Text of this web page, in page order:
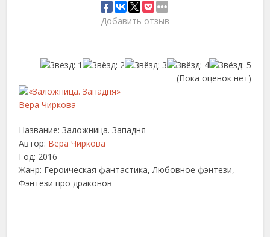
Добавить отзыв
(Пока оценок нет)
Название: Заложница. Западня
Автор: Вера Чиркова
Год: 2016
Жанр: Героическая фантастика, Любовное фэнтези,
Фэнтези про драконов